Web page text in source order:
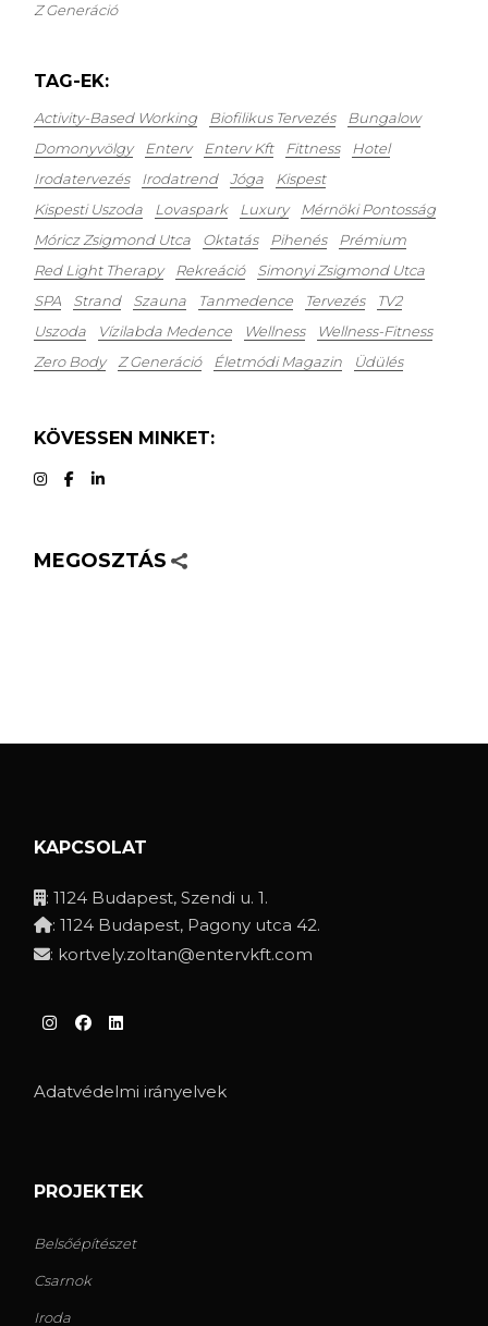
Z Generáció
TAG-EK:
Activity-Based Working Biofilikus Tervezés
Bungalow
Domonyvölgy
Enterv Enterv Kft Fittness
Hotel
Irodatervezés
Irodatrend Jóga
Kispest
Kispesti Uszoda
Lovaspark Luxury
Mérnöki Pontosság
Móricz Zsigmond Utca
Oktatás Pihenés
Prémium
Red Light Therapy
Rekreáció
Simonyi Zsigmond Utca
SPA
Strand Szauna Tanmedence Tervezés
TV2
Uszoda
Vízilabda Medence Wellness
Wellness-Fitness
Zero Body
Z Generáció Életmódi Magazin Üdülés
KÖVESSEN MINKET:
MEGOSZTÁS
KAPCSOLAT
: 1124 Budapest, Szendi u. 1.
: 1124 Budapest, Pagony utca 42.
: kortvely.zoltan@entervkft.com
Adatvédelmi irányelvek
PROJEKTEK
Belsőépítészet
Csarnok
Iroda